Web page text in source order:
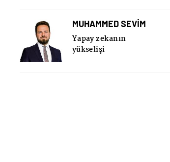
MUHAMMED SEVİM
Yapay zekanın
yükselişi